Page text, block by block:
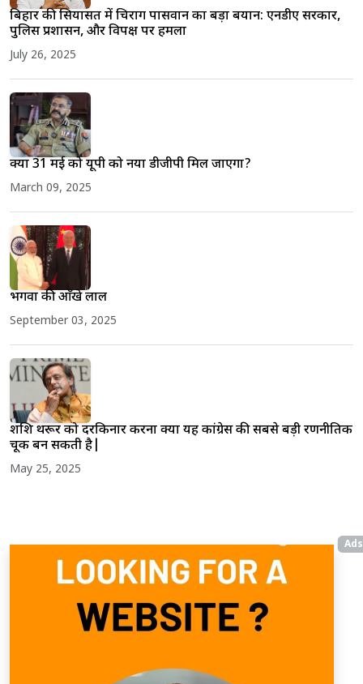
बिहार की सियासत में चिराग पासवान का बड़ा बयान: एनडीए सरकार,
पुलिस प्रशासन, और विपक्ष पर हमला
July 26, 2025
क्या 31 मई को यूपी को नया डीजीपी मिल जाएगा?
March 09, 2025
भगवा की आँखे लाल
September 03, 2025
शशि थरूर को दरकिनार करना क्या यह कांग्रेस की सबसे बड़ी रणनीतिक
चूक बन सकती है|
May 25, 2025
Ads